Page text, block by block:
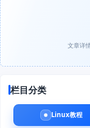
文章详
栏目分类
Linux教程